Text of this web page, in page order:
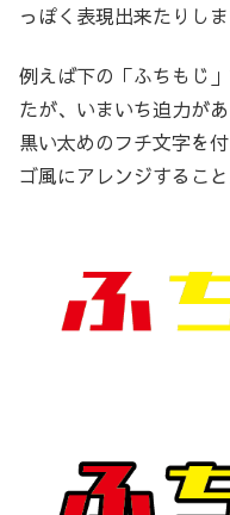
っぽく表現出来たりしま
例えば下の「ふちもじ
たが、いまいち迫力があ
黒い太めのフチ文字を
ゴ風にアレンジすること